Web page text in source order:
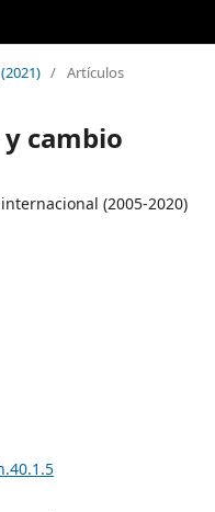
/ Artículos
cambio
(2005-2020)